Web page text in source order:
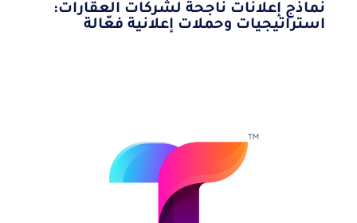
نماذج إعلانات ناجحة لشركات العقارات:
استراتيجيات وحملات إعلانية فعّالة